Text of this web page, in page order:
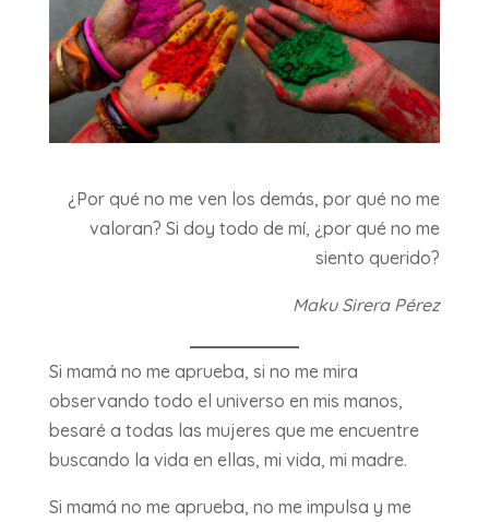
¿Por qué no me ven los demás, por qué no me
valoran? Si doy todo de mí, ¿por qué no me
siento querido?
Maku Sirera Pérez
Si mamá no me aprueba, si no me mira
observando todo el universo en mis manos,
besaré a todas las mujeres que me encuentre
buscando la vida en ellas, mi vida, mi madre.
Si mamá no me aprueba, no me impulsa y me